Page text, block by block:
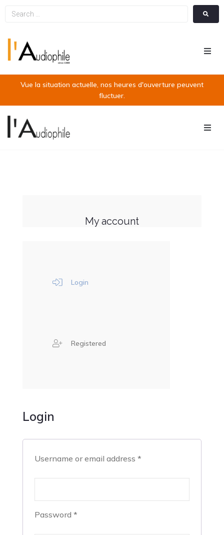
Hifi
Vue la situation actuelle, nos heures d'ouverture peuvent
fluctuer.
My account
Login
Registered
Login
Username or email address *
Password *